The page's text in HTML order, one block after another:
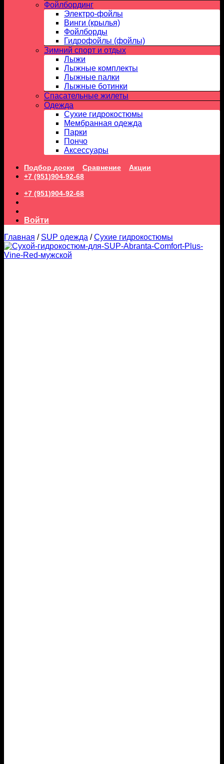
Фойлбординг
Электро-фойлы
Винги (крылья)
Фойлборды
Гидрофойлы (фойлы)
Зимний спорт и отдых
Лыжи
Лыжные комплекты
Лыжные палки
Лыжные ботинки
Спасательные жилеты
Одежда
Сухие гидрокостюмы
Мембранная одежда
Парки
Пончо
Аксессуары
Подбор доски Сравнение
Акции
+7 (951)904-92-68
+7 (951)904-92-68
Войти
Главная / SUP одежда / Сухие гидрокостюмы